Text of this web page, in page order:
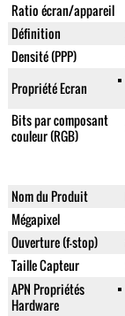
Ratio écran/appareil
Définition
Densité (PPP)
Propriété Ecran
Bits par composant
couleur (RGB)
Nom du Produit
Mégapixel
Ouverture (f-stop)
Taille Capteur
APN Propriétés
Hardware